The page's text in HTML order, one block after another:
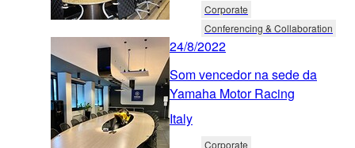
Corporate
Conferencing & Collaboration
24/8/2022
Som vencedor na sede da
Yamaha Motor Racing
Italy
Corporate